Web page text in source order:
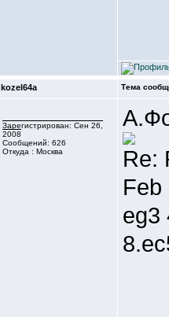
kozel64a Тема
Зарегистрирован: Сен 26,
2008
Сообщений: 626
Откуда : Москва
Re:
Feb
eg3